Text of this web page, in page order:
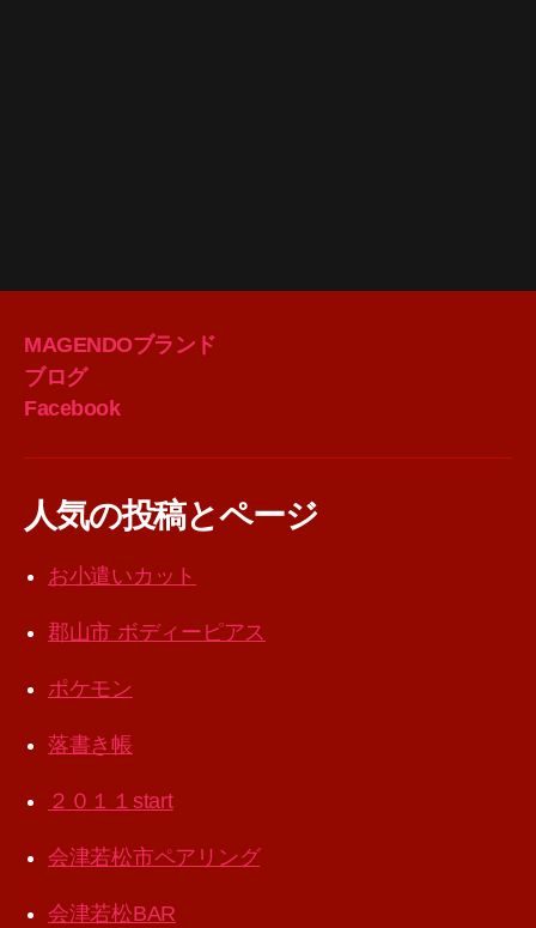
MAGENDOブランド
ブログ
Facebook
人気の投稿とページ
お小遣いカット
郡山市 ボディーピアス
ポケモン
落書き帳
２０１１start
会津若松市ペアリング
会津若松BAR